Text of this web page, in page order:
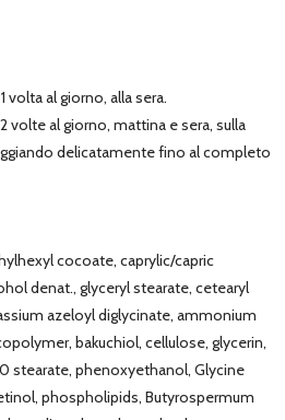
volta al giorno, alla sera.
volte al giorno, mattina e sera, sulla
delicatamente fino al completo
cocoate, caprylic/capric
denat., glyceryl stearate, cetearyl
azeloyl diglycinate, ammonium
bakuchiol, cellulose, glycerin,
stearate, phenoxyethanol, Glycine
phospholipids, Butyrospermum